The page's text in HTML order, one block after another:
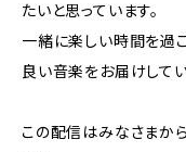
たいと思っています。
一緒に楽しい時間を過
良い音楽をお届けして
この配信はみなさまか